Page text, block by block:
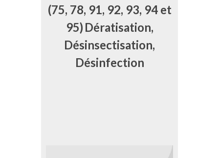
(75, 78, 91, 92, 93, 94 et
95) Dératisation,
Désinsectisation,
Désinfection